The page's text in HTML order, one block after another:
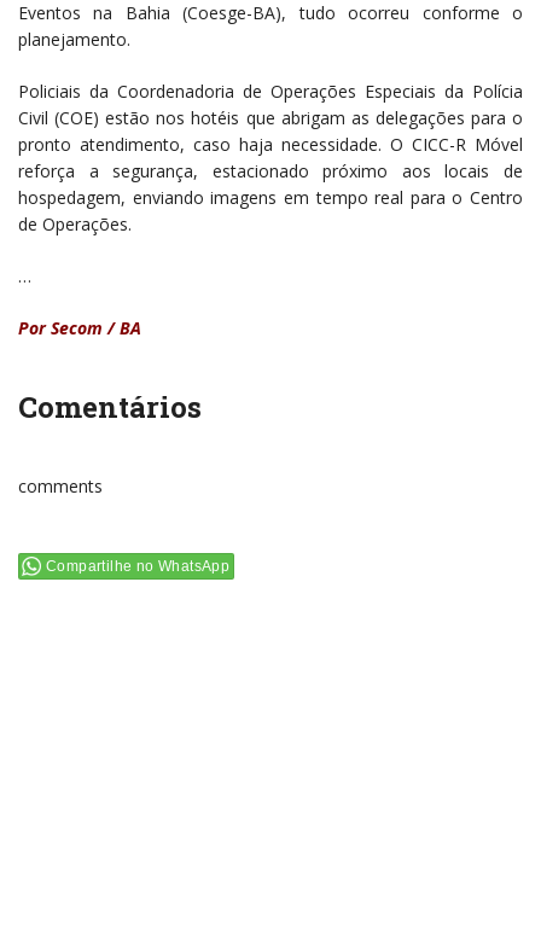
Eventos na Bahia (Coesge-BA), tudo ocorreu conforme o
planejamento.
Policiais da Coordenadoria de Operações Especiais da Polícia
Civil (COE) estão nos hotéis que abrigam as delegações para o
pronto atendimento, caso haja necessidade. O CICC-R Móvel
reforça a segurança, estacionado próximo aos locais de
hospedagem, enviando imagens em tempo real para o Centro
de Operações.
…
Por Secom / BA
Comentários
comments
Compartilhe no WhatsApp